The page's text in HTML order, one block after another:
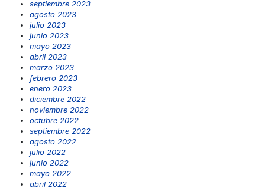
septiembre 2023
agosto 2023
julio 2023
junio 2023
mayo 2023
abril 2023
marzo 2023
febrero 2023
enero 2023
diciembre 2022
noviembre 2022
octubre 2022
septiembre 2022
agosto 2022
julio 2022
junio 2022
mayo 2022
abril 2022